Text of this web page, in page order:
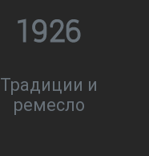
Традиции и
ремесло